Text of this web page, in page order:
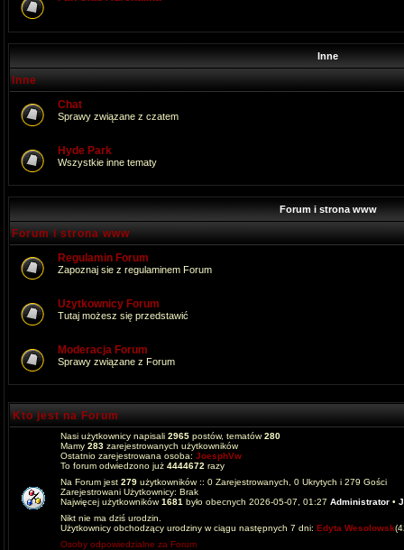
Inne
Inne
Chat
Sprawy związane z czatem
Hyde Park
Wszystkie inne tematy
Forum i strona www
Forum i strona www
Regulamin Forum
Zapoznaj sie z regulaminem Forum
Użytkownicy Forum
Tutaj możesz się przedstawić
Moderacja Forum
Sprawy związane z Forum
Kto jest na Forum
Nasi użytkownicy napisali 2965 postów, tematów280
Mamy 283 zarejestrowanych użytkowników
Ostatnio zarejestrowana osoba: JoesphVw
To forum odwiedzono już 4444672 razy
Na Forum jest 279 użytkowników :: 0 Zarejestrowanych, 0 Ukrytych i 279 Gości
Zarejestrowani Użytkownicy: Brak
Najwięcej użytkowników1681 było obecnych 2026-05-07, 01:27 Administrator •
Nikt nie ma dziś urodzin.
Użytkownicy obchodzący urodziny w ciągu następnych 7 dni: Edyta Wesolowsk
Osoby odpowiedzialne za Forum